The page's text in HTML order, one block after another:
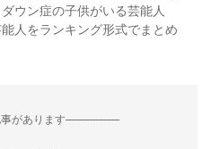
ウン症の子供がいる芸能人
人をランキング形式でまとめ
があります--------------------